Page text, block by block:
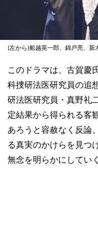
(左から)船越英一郎、錦戸亮、新
このドラマは、古賀慶
科捜研法医研究員の追
研法医研究員・真野礼
定結果から得られる客
あろうと容赦なく反論
る真実のかけらを見つ
無念を明らかにしていく